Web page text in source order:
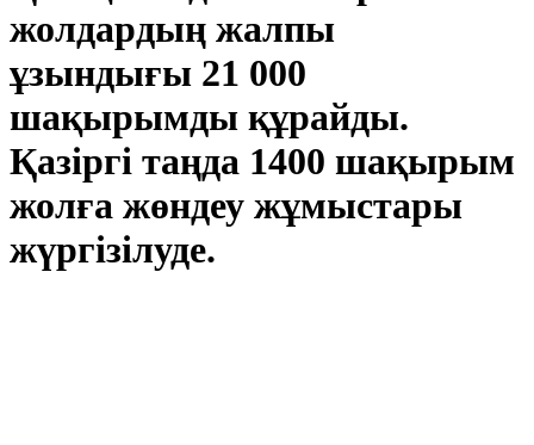
жолдардың жалпы
ұзындығы 21 000
шақырымды құрайды.
Қазіргі таңда 1400 шақырым
жолға жөндеу жұмыстары
жүргізілуде.